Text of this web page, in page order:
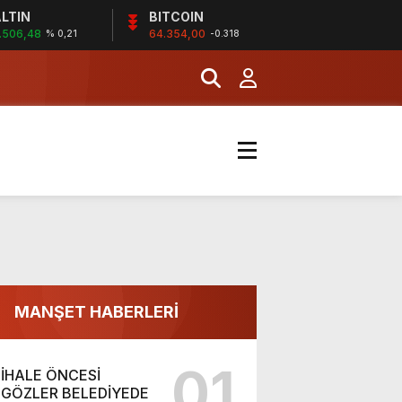
% 0,21
BITCOIN
64.354,00 -0.318
MANŞET HABERLERİ
İHALE ÖNCESİ
GÖZLER BELEDİYEDE